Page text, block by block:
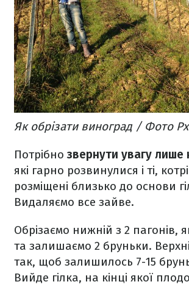
Як обрізати виноград / Фото
Потрібнозвернути увагу лише
які гарно розвинулися і ті, котрі
розміщені близько до основи
Видаляємо все зайве.
Обрізаємо нижній з 2 пагонів,
та залишаємо 2 бруньки.
так, щоб залишилось 7-15
Вийде гілка, на кінці якої